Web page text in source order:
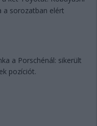
a sorozatban elért
a Porschénál: sikerült
pozíciót.